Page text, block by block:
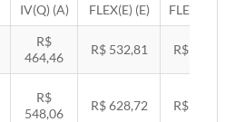
IV(Q) (A)
FLEX(E) (E)
FLEX(Q) (A)
R$
464,46
R$ 532,81 R$ 549,06
R$
548,06
R$ 628,72 R$ 647,89